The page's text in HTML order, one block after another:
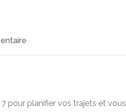
pour planifier vos trajets et vous